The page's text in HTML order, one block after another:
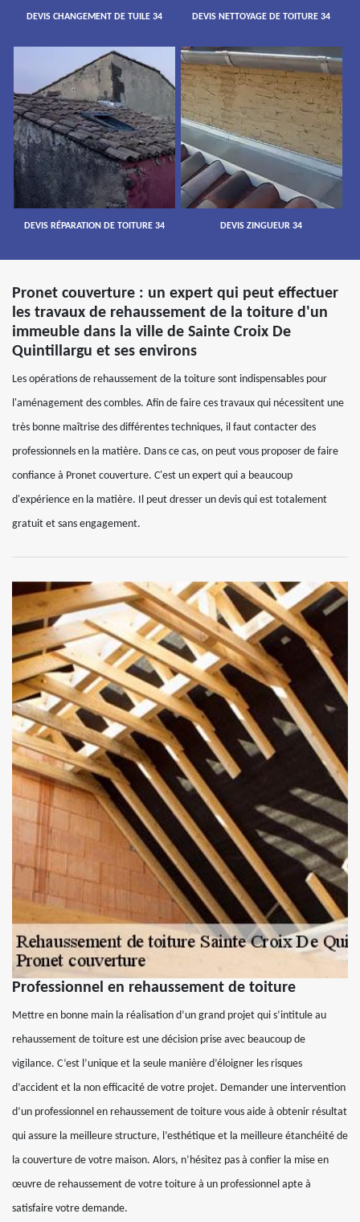
DEVIS CHANGEMENT DE TUILE 34 DEVIS NETTOYAGE DE TOITURE 34
DEVIS RÉPARATION DE TOITURE 34 DEVIS ZINGUEUR 34
Pronet couverture : un expert qui peut effectuer
les travaux de rehaussement de la toiture d'un
immeuble dans la ville de Sainte Croix De
Quintillargu et ses environs
Les opérations de rehaussement de la toiture sont indispensables pour
l'aménagement des combles. Afin de faire ces travaux qui nécessitent une
très bonne maîtrise des différentes techniques, il faut contacter des
professionnels en la matière. Dans ce cas, on peut vous proposer de faire
confiance à Pronet couverture. C'est un expert qui a beaucoup
d'expérience en la matière. Il peut dresser un devis qui est totalement
gratuit et sans engagement.
Professionnel en rehaussement de toiture
Mettre en bonne main la réalisation d’un grand projet qui s’intitule au
rehaussement de toiture est une décision prise avec beaucoup de
vigilance. C’est l’unique et la seule manière d’éloigner les risques
d’accident et la non efficacité de votre projet. Demander une intervention
d’un professionnel en rehaussement de toiture vous aide à obtenir résultat
qui assure la meilleure structure, l’esthétique et la meilleure étanchéité de
la couverture de votre maison. Alors, n’hésitez pas à confier la mise en
œuvre de rehaussement de votre toiture à un professionnel apte à
satisfaire votre demande.